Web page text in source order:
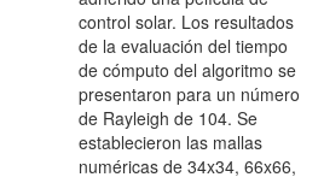
control solar. Los resultados
de la evaluación del tiempo
de cómputo del algoritmo se
presentaron para un número
de Rayleigh de 104. Se
establecieron las mallas
numéricas de 34x34, 66x66,